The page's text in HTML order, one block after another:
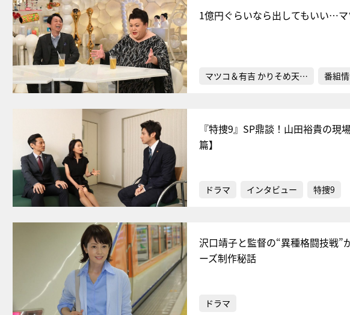
1億円ぐらいなら出してもいい…
マツコ＆有吉 かりそめ天… 番組
『特捜9』SP鼎談！山田裕貴の
篇】
ドラマ インタビュー 特捜9
沢口靖子と監督の“異種格闘技戦”
ーズ制作秘話
ドラマ